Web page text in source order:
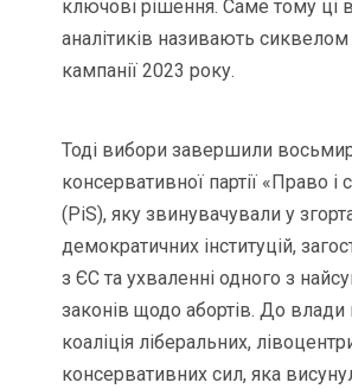
ключові рішення. Саме тому ці
аналітиків називають
кампанії 2023 року.
Тоді вибори завершили
консервативної партії «Право і
(PiS), яку звинувачували у
демократичних інституцій,
з ЄС та ухваленні одного з
законів щодо абортів. До
коаліція ліберальних,
консервативних сил, яка